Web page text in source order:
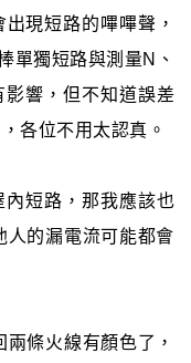
現短路的嗶嗶聲，
單獨短路與測量N、
響，但不知道誤差
各位不用太認真。
短路，那我應該也
人的漏電流可能都會
條火線有顏色了，